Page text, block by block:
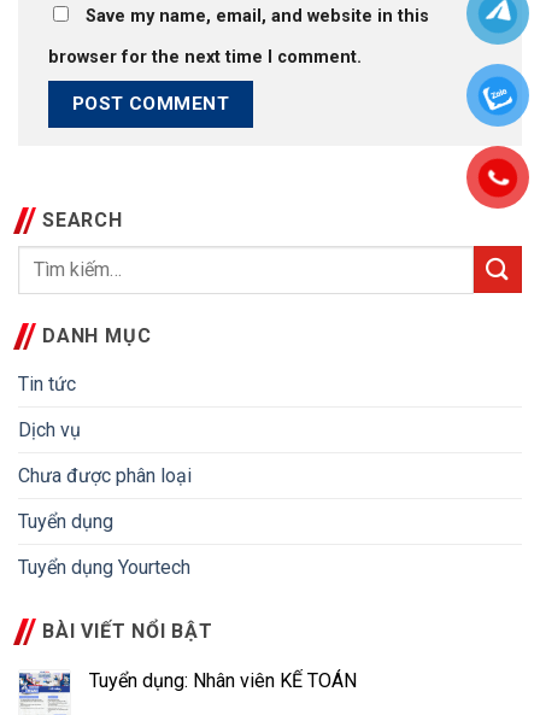
Save my name, email, and website in this
browser for the next time I comment.
SEARCH
DANH MỤC
Tin tức
Dịch vụ
Chưa được phân loại
Tuyển dụng
Tuyển dụng Yourtech
BÀI VIẾT NỔI BẬT
Tuyển dụng: Nhân viên KẾ TOÁN